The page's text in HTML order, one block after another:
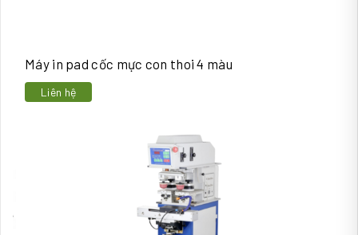
Máy in pad cốc mực con thoi 4 màu
Liên hệ